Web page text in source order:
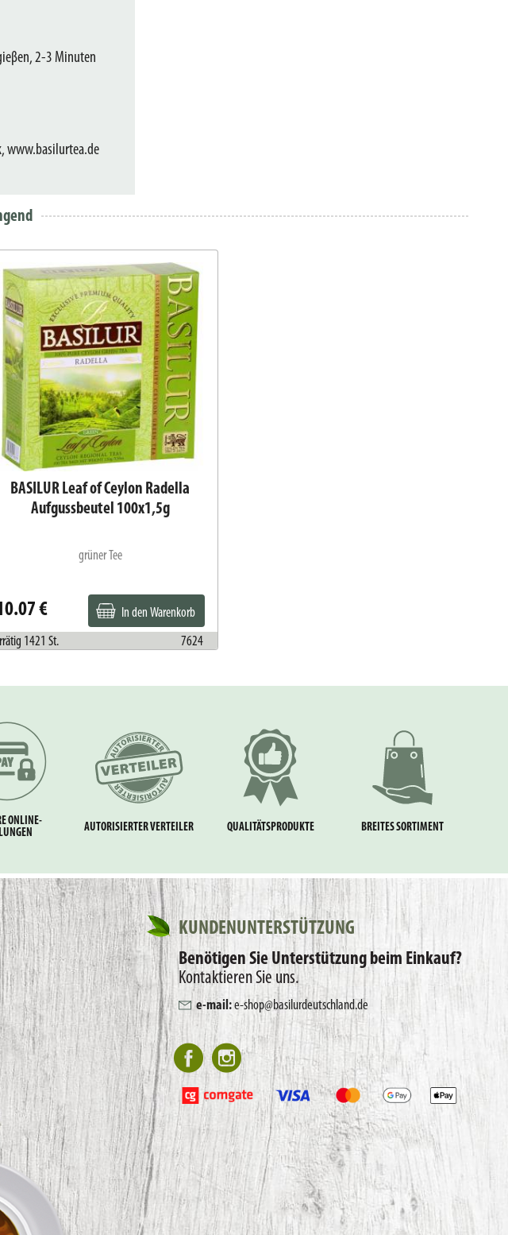
2-3 Minuten
www.basilurtea.de
BASILUR Leaf of Ceylon Radella
Aufgussbeutel 100x1,5g
grüner Tee
€ In den Warenkorb
1421 St. 7624
ONLINE-
AUTORISIERTER VERTEILER QUALITÄTSPRODUKTE BREITES SORTIMENT
KUNDENUNTERSTÜTZUNG
Benötigen Sie Unterstützung beim Einkauf?
Kontaktieren Sie uns.
e-mail:e-shop@basilurdeutschland.de